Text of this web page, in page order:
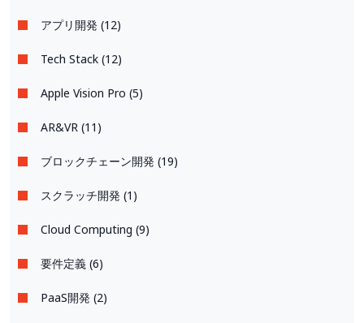
アプリ開発 (12)
Tech Stack (12)
Apple Vision Pro (5)
AR&VR (11)
ブロックチェーン開発 (19)
スクラッチ開発 (1)
Cloud Computing (9)
要件定義 (6)
PaaS開発 (2)